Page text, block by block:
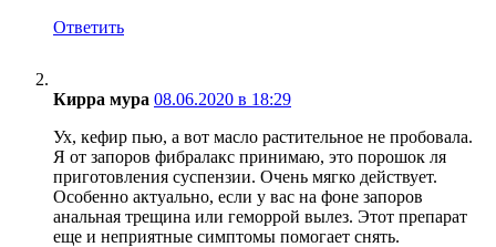
Ответить
Кирра мура 08.06.2020 в 18:29
Ух, кефир пью, а вот масло растительное не пробовала.
Я от запоров фибралакс принимаю, это порошок ля
приготовления суспензии. Очень мягко действует.
Особенно актуально, если у вас на фоне запоров
анальная трещина или геморрой вылез. Этот препарат
еще и неприятные симптомы помогает снять.